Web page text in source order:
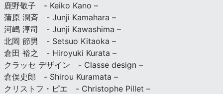
鹿野敬子 - Keiko Kano –
蒲原 潤斉 - Junji Kamahara –
河嶋 淳司 - Junji Kawashima –
北岡 節男 - Setsuo Kitaoka –
倉田 裕之 - Hiroyuki Kurata –
クラッセ デザイン - Classe design –
倉俣史郎 - Shirou Kuramata –
クリストフ・ピエ - Christophe Pillet –